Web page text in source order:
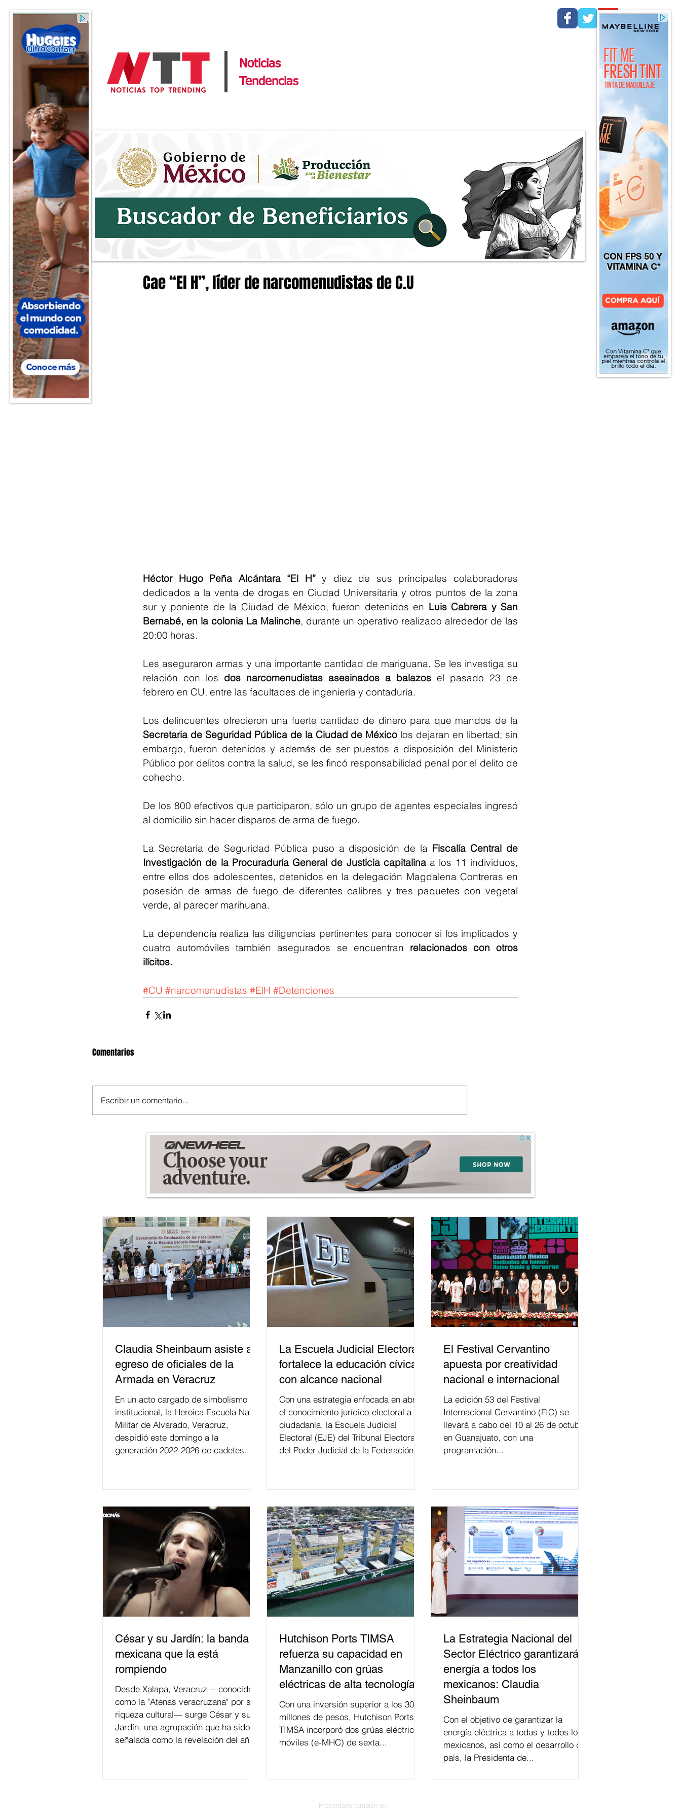
Noticias
Tendencias
Cae “El H”, líder de narcomenudistas de C.U
Héctor Hugo Peña Alcántara “El H” y diez de sus principales colaboradores
dedicados a la venta de drogas en Ciudad Universitaria y otros puntos de la zona
sur y poniente de la Ciudad de México, fueron detenidos en Luis Cabrera y San
Bernabé, en la colonia La Malinche, durante un operativo realizado alrededor de las
20:00 horas.
Les aseguraron armas y una importante cantidad de mariguana. Se les investiga su
relación con los dos narcomenudistas asesinados a balazos el pasado 23 de
febrero en CU, entre las facultades de ingeniería y contaduría.
Secretaria de Seguridad Pública de la Ciudad de México los dejaran en libertad; sin
embargo, fueron detenidos y además de ser puestos a disposición del Ministerio
Público por delitos contra la salud, se les fincó responsabilidad penal por el delito de
cohecho.
De los 800 efectivos que participaron, sólo un grupo de agentes especiales ingresó
al domicilio sin hacer disparos de arma de fuego.
La Secretaría de Seguridad Pública puso a disposición de la Fiscalía Central de
Investigación de la Procuraduría General de Justicia capitalina a los 11 individuos,
entre ellos dos adolescentes, detenidos en la delegación Magdalena Contreras en
posesión de armas de fuego de diferentes calibres y tres paquetes con vegetal
verde, al parecer marihuana.
La dependencia realiza las diligencias pertinentes para conocer si los implicados y
cuatro automóviles también asegurados se encuentran relacionados con otros
ilícitos.
#CU #narcomenudistas #ElH #Detenciones
Comentarios
Escribir un comentario...
Claudia Sheinbaum asiste a
egreso de oficiales de la
Armada en Veracruz
En un acto cargado de simbolismo
institucional, la Heroica Escuela Naval
Militar de Alvarado, Veracruz,
despidió este domingo a la
generación 2022-2026 de cadetes.
La Escuela Judicial Electoral
fortalece la educación cívica
con alcance nacional
Con una estrategia enfocada en abrir
el conocimiento jurídico-electoral a la
ciudadanía, la Escuela Judicial
Electoral (EJE) del Tribunal Electoral
del Poder Judicial de la Federación ha
relacionados con la democracia y el
del papel que ha asumido la EJE en la
difusión de la justicia electoral como
un bien público. La mayor parte de las
personas capacitadas no forma
El Festival Cervantino
apuesta por creatividad
nacional e internacional
La edición 53 del Festival
Internacional Cervantino (FIC) se
llevará a cabo del 10 al 26 de octubre
en Guanajuato, con una
programación...
César y su Jardín: la banda
mexicana que la está
rompiendo
Desde Xalapa, Veracruz —conocida
como la "Atenas veracruzana" por su
riqueza cultural— surge César y su
Jardín, una agrupación que ha sido
señalada como la revelación del año
Hutchison Ports TIMSA
refuerza su capacidad en
Manzanillo con grúas
eléctricas de alta tecnología
Con una inversión superior a los 300
millones de pesos, Hutchison Ports
TIMSA incorporó dos grúas eléctricas
móviles (e-MHC) de sexta...
La Estrategia Nacional del
Sector Eléctrico garantizará
energía a todos los
mexicanos: Claudia
Sheinbaum
Con el objetivo de garantizar la
energía eléctrica a todas y todos los
mexicanos, así como el desarrollo del
país, la Presidenta de...
Presentado también en